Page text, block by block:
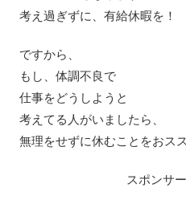
考え過ぎずに、有給休暇を！
ですから、
もし、体調不良で
仕事をどうしようと
考えてる人がいましたら、
無理をせずに休むことをおス
スポンサ